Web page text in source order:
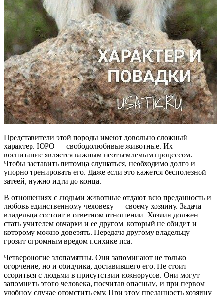
Представители этой породы имеют довольно сложный
характер. ЮРО — свободолюбивые животные. Их
воспитание является важным неотъемлемым процессом.
Чтобы заставить питомца слушаться, необходимо долго и
упорно тренировать его. Даже если это кажется бесполезной
затеей, нужно идти до конца.
В отношениях с людьми животные отдают всю преданность и
любовь единственному человеку — своему хозяину. Задача
владельца состоит в ответном отношении. Хозяин должен
стать учителем овчарки и ее другом, который не обидит и
которому можно доверять. Передача другому владельцу
грозит огромным вредом психике пса.
Четвероногие злопамятны. Они запоминают не только
огорчение, но и обидчика, доставившего его. Не стоит
ссориться с людьми в присутствии южнорусов. Они могут
запомнить этого человека, посчитав опасным, и при первом
удобном случае отомстить ему. При этом преданность хозяину